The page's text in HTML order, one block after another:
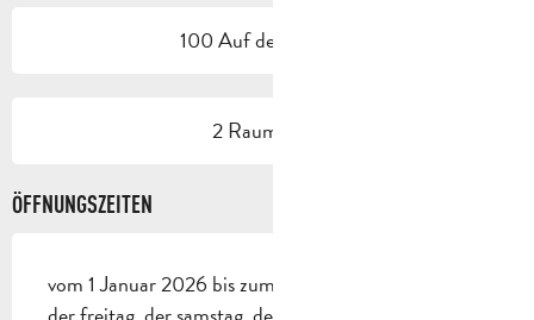
100 Auf der Terrasse
2 Raum/Saal
ÖFFNUNGSZEITEN
vom 1 Januar 2026 bis zum 31 Mai 2026 - Geöffnet